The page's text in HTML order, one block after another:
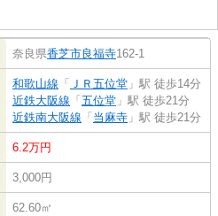
奈良県香芝市良福寺162-1
和歌山線 「 ＪＲ五位堂 」駅 徒歩14分
近鉄大阪線 「 五位堂 」駅 徒歩21分
近鉄南大阪線 「 当麻寺 」駅 徒歩21分
6.2万円
3,000円
62.60㎡